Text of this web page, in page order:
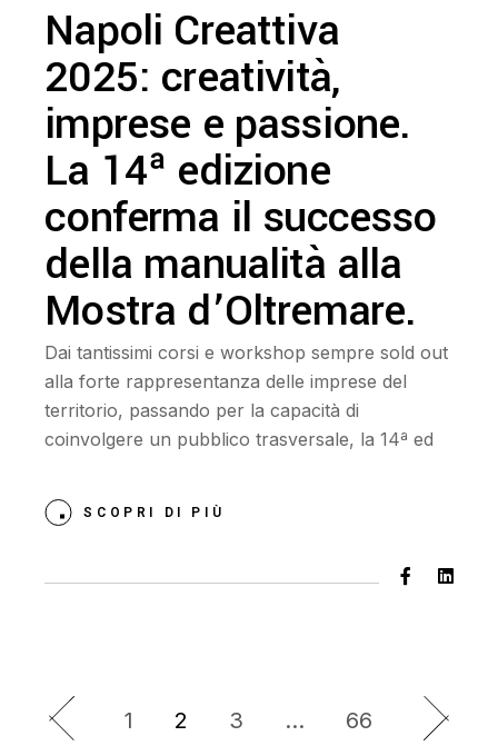
Napoli Creattiva
2025: creatività,
imprese e passione.
La 14ª edizione
conferma il successo
della manualità alla
Mostra d’Oltremare.
Dai tantissimi corsi e workshop sempre sold out
alla forte rappresentanza delle imprese del
territorio, passando per la capacità di
coinvolgere un pubblico trasversale, la 14ª ed
SCOPRI DI PIÙ
1 2 3 … 66